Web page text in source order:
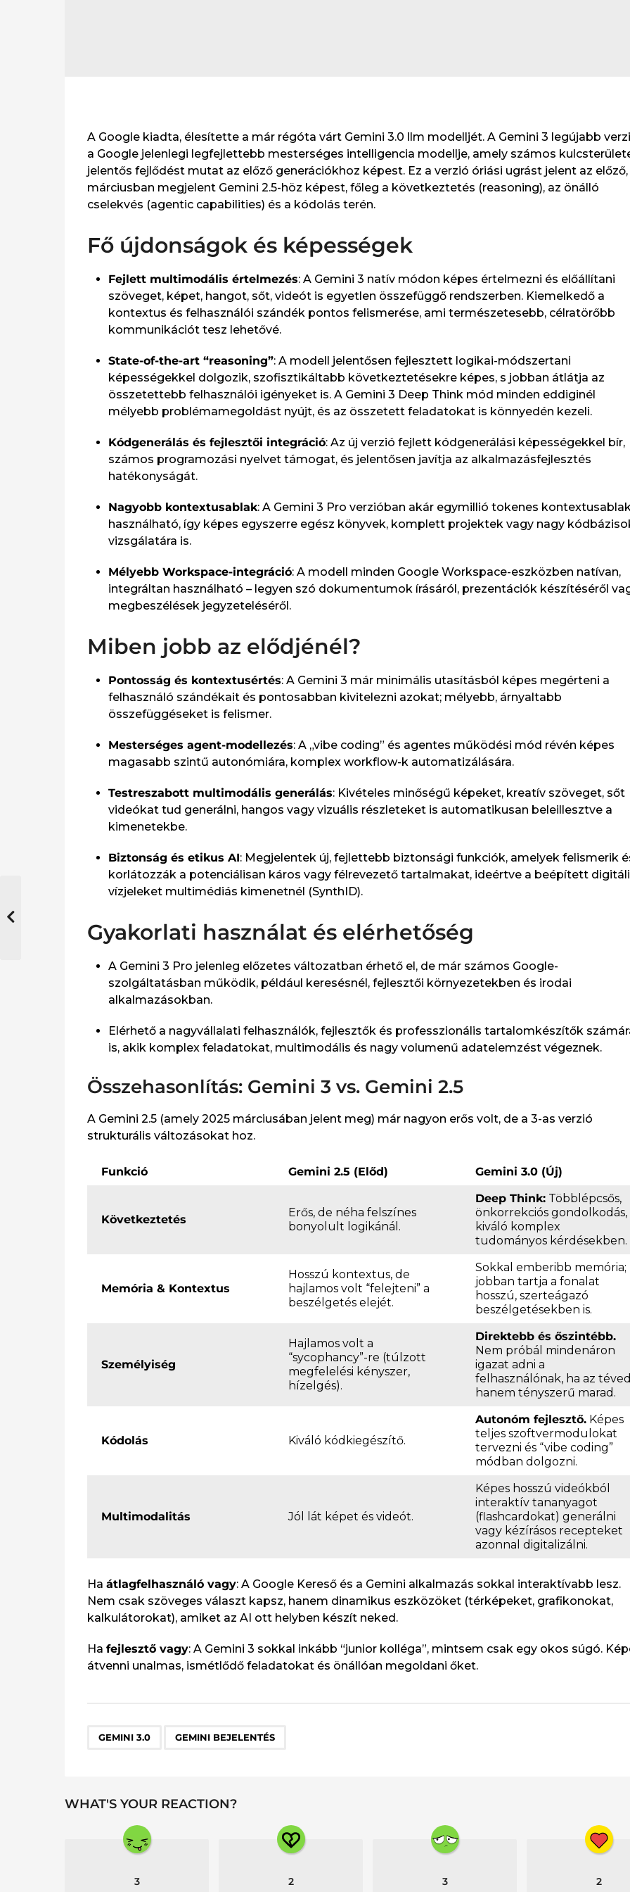
A Google kiadta, élesítette a már régóta várt Gemini 3.0 llm modelljét. A Gemini 3 legújabb
a Google jelenlegi legfejlettebb mesterséges intelligencia modellje, amely számos
jelentős fejlődést mutat az előző generációkhoz képest. Ez a verzió óriási ugrást jelent az előző,
márciusban megjelent Gemini 2.5-höz képest, főleg a következtetés (reasoning), az önálló
cselekvés (agentic capabilities) és a kódolás terén.
Fő újdonságok és képességek
Fejlett multimodális értelmezés: A Gemini 3 natív módon képes értelmezni és előállítani
szöveget, képet, hangot, sőt, videót is egyetlen összefüggő rendszerben. Kiemelkedő a
kontextus és felhasználói szándék pontos felismerése, ami természetesebb, célratörőbb
kommunikációt tesz lehetővé.​
State-of-the-art “reasoning”: A modell jelentősen fejlesztett logikai-módszertani
képességekkel dolgozik, szofisztikáltabb következtetésekre képes, s jobban átlátja az
összetettebb felhasználói igényeket is. A Gemini 3 Deep Think mód minden eddiginél
mélyebb problémamegoldást nyújt, és az összetett feladatokat is könnyedén kezeli.​
Kódgenerálás és fejlesztői integráció: Az új verzió fejlett kódgenerálási képességekkel bír,
számos programozási nyelvet támogat, és jelentősen javítja az alkalmazásfejlesztés
hatékonyságát.​
Nagyobb kontextusablak: A Gemini 3 Pro verzióban akár egymillió tokenes
használható, így képes egyszerre egész könyvek, komplett projektek vagy nagy
vizsgálatára is.​
Mélyebb Workspace-integráció: A modell minden Google Workspace-eszközben natívan,
integráltan használható – legyen szó dokumentumok írásáról, prezentációk készítéséről
megbeszélések jegyzeteléséről.​
Miben jobb az elődjénél?
Pontosság és kontextusértés: A Gemini 3 már minimális utasításból képes megérteni a
felhasználó szándékait és pontosabban kivitelezni azokat; mélyebb, árnyaltabb
összefüggéseket is felismer.​
Mesterséges agent-modellezés: A „vibe coding” és agentes működési mód révén képes
magasabb szintű autonómiára, komplex workflow-k automatizálására.​
Testreszabott multimodális generálás: Kivételes minőségű képeket, kreatív szöveget, sőt
videókat tud generálni, hangos vagy vizuális részleteket is automatikusan beleillesztve a
kimenetekbe.​
Biztonság és etikus AI: Megjelentek új, fejlettebb biztonsági funkciók, amelyek felismerik
korlátozzák a potenciálisan káros vagy félrevezető tartalmakat, ideértve a beépített
vízjeleket multimédiás kimenetnél (SynthID).​
Gyakorlati használat és elérhetőség
A Gemini 3 Pro jelenleg előzetes változatban érhető el, de már számos Google-
szolgáltatásban működik, például keresésnél, fejlesztői környezetekben és irodai
alkalmazásokban.​
Elérhető a nagyvállalati felhasználók, fejlesztők és professzionális tartalomkészítők
is, akik komplex feladatokat, multimodális és nagy volumenű adatelemzést végeznek.
Összehasonlítás: Gemini 3 vs. Gemini 2.5
A Gemini 2.5 (amely 2025 márciusában jelent meg) már nagyon erős volt, de a 3-as verzió
strukturális változásokat hoz.
Funkció Gemini 2.5 (Előd) Gemini 3.0 (Új)
Következtetés
Erős, de néha felszínes
bonyolult logikánál.
Deep Think: Többlépcsős,
önkorrekciós gondolkodás,
kiváló komplex
tudományos kérdésekben.
Memória & Kontextus
Hosszú kontextus, de
hajlamos volt “felejteni” a
beszélgetés elejét.
Sokkal emberibb memória;
jobban tartja a fonalat
hosszú, szerteágazó
beszélgetésekben is.
Személyiség
Hajlamos volt a
“sycophancy”-re (túlzott
megfelelési kényszer,
hízelgés).
Direktebb és őszintébb.
Nem próbál mindenáron
igazat adni a
felhasználónak, ha az
hanem tényszerű marad.
Kódolás Kiváló kódkiegészítő.
Autonóm fejlesztő. Képes
teljes szoftvermodulokat
tervezni és “vibe coding”
módban dolgozni.
Multimodalitás Jól lát képet és videót.
Képes hosszú videókból
interaktív tananyagot
(flashcardokat) generálni
vagy kézírásos recepteket
azonnal digitalizálni.
Ha átlagfelhasználó vagy: A Google Kereső és a Gemini alkalmazás sokkal interaktívabb lesz.
Nem csak szöveges választ kapsz, hanem dinamikus eszközöket (térképeket, grafikonokat,
kalkulátorokat), amiket az AI ott helyben készít neked.
Ha fejlesztő vagy: A Gemini 3 sokkal inkább “junior kolléga”, mintsem csak egy okos súgó.
átvenni unalmas, ismétlődő feladatokat és önállóan megoldani őket.
GEMINI 3.0 GEMINI BEJELENTÉS
WHAT'S YOUR REACTION?
3 2 3 2